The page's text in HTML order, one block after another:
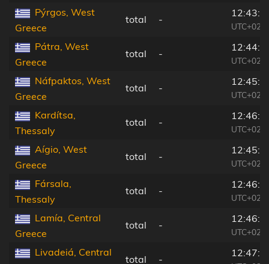
Pýrgos, West
Greece
total -
Pátra, West
Greece
total -
Náfpaktos, West
Greece
total -
Kardítsa,
Thessaly
total -
Aígio, West
Greece
total -
Fársala,
Thessaly
total -
Lamía, Central
Greece
total -
Livadeiá, Central
total -